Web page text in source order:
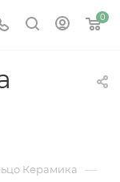
0
Керамика —